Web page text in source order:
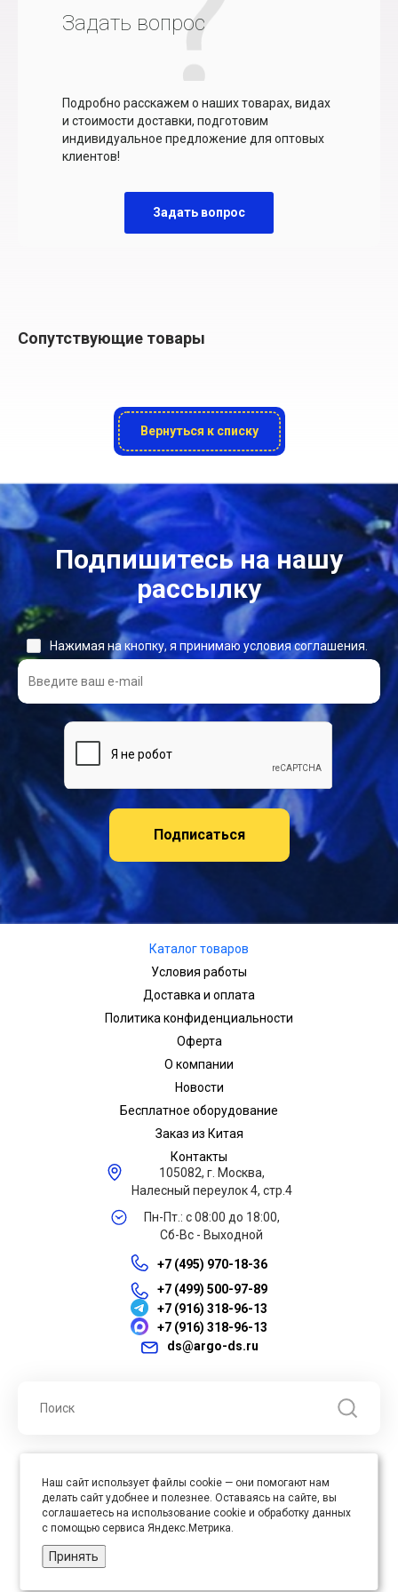
Задать вопрос
Подробно расскажем о наших товарах, видах
и стоимости доставки, подготовим
индивидуальное предложение для оптовых
клиентов!
Задать вопрос
Сопутствующие товары
Вернуться к списку
Подпишитесь на нашу
рассылку
Подписаться
Нажимая на кнопку, я принимаю условия соглашения.
Каталог товаров
Условия работы
Доставка и оплата
Политика конфиденциальности
Оферта
О компании
Новости
Бесплатное оборудование
Заказ из Китая
Контакты
105082, г. Москва,
Налесный переулок 4, стр.4
Пн-Пт.: с 08:00 до 18:00,
Сб-Вс - Выходной
+7 (495) 970-18-36
+7 (499) 500-97-89
+7 (916) 318-96-13
+7 (916) 318-96-13
ds@argo-ds.ru
права защищены
Юр. адрес : 105005, г. Москва, ул. Бауманская, д.20, стр. 3
Наш сайт использует файлы cookie — они помогают нам
делать сайт удобнее и полезнее. Оставаясь на сайте, вы
соглашаетесь на использование cookie и обработку данных
с помощью сервиса Яндекс.Метрика.
Принять